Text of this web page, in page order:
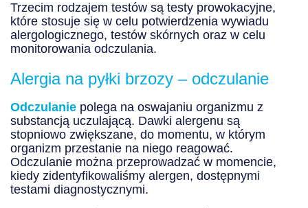
Trzecim rodzajem testów są testy prowokacyjne,
które stosuje się w celu potwierdzenia wywiadu
alergologicznego, testów skórnych oraz w celu
monitorowania odczulania.
Alergia na pyłki brzozy – odczulanie
Odczulanie polega na oswajaniu organizmu z
substancją uczulającą. Dawki alergenu są
stopniowo zwiększane, do momentu, w którym
organizm przestanie na niego reagować.
Odczulanie można przeprowadzać w momencie,
kiedy zidentyfikowaliśmy alergen, dostępnymi
testami diagnostycznymi.